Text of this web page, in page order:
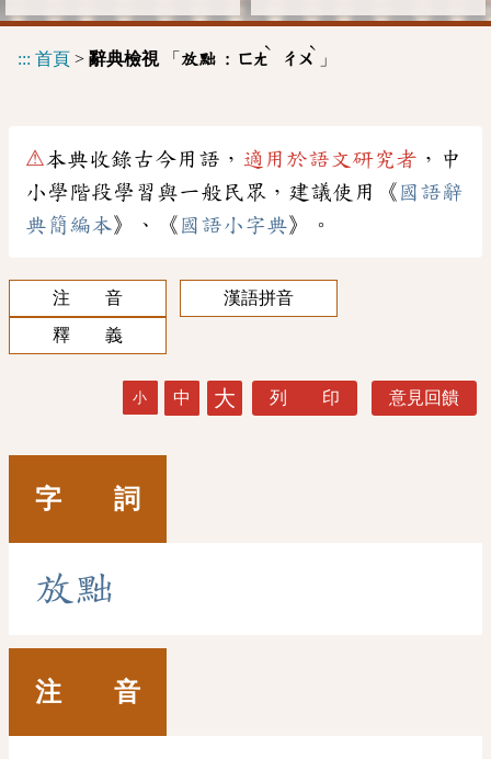
::: 首頁 > 辭典檢視「 放黜 : ㄈㄤ
ˋ
ㄔㄨ
ˋ
」
⚠本典收錄古今用語， 適用於語文研究者 ，中
小學階段學習與一般民眾，建議使用《 國語辭
典簡編本》、《 國語小字典》。
注 音
漢語拼音
釋 義
小 中 大 列 印 意見回饋
字 詞
放 黜
注 音